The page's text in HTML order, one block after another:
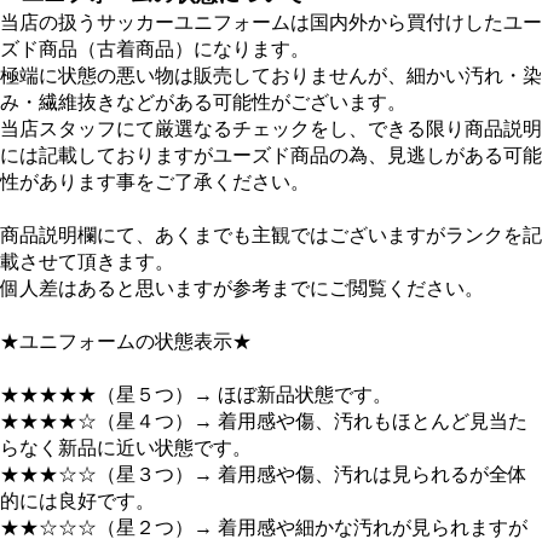
当店の扱うサッカーユニフォームは国内外から買付けしたユー
ズド商品（古着商品）になります。
極端に状態の悪い物は販売しておりませんが、細かい汚れ・染
み・繊維抜きなどがある可能性がございます。
当店スタッフにて厳選なるチェックをし、できる限り商品説明
には記載しておりますがユーズド商品の為、見逃しがある可能
性があります事をご了承ください。
商品説明欄にて、あくまでも主観ではございますがランクを記
載させて頂きます。
個人差はあると思いますが参考までにご閲覧ください。
★ユニフォームの状態表示★
★★★★★（星５つ）→ ほぼ新品状態です。
★★★★☆（星４つ）→ 着用感や傷、汚れもほとんど見当た
らなく新品に近い状態です。
★★★☆☆（星３つ）→ 着用感や傷、汚れは見られるが全体
的には良好です。
★★☆☆☆（星２つ）→ 着用感や細かな汚れが見られますが